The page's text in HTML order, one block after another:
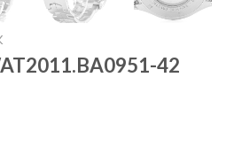
42